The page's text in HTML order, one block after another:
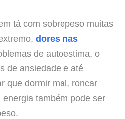
tá com sobrepeso muitas
dores nas
de autoestima, o
de ansiedade e até
que dormir mal, roncar
também pode ser